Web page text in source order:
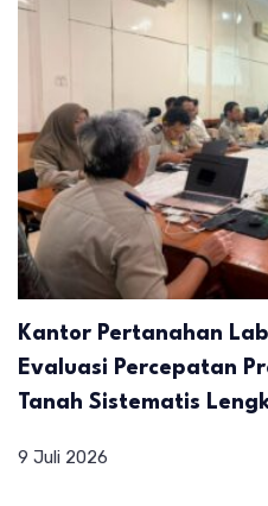
Kantor Pertanahan
Evaluasi Percepatan
Tanah Sistematis
9 Juli 2026